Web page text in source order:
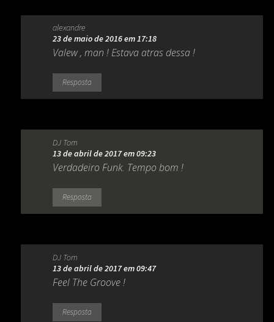
alexandre
23 de maio de 2016 em 17:18
Valew , man ! Estava atras dessa !
Resposta
DJ Tom
13 de abril de 2017 em 09:23
Verdadeiro Funk. Tempo bom !
Resposta
DJ Tom
13 de abril de 2017 em 09:47
Feel The Groove !
Resposta